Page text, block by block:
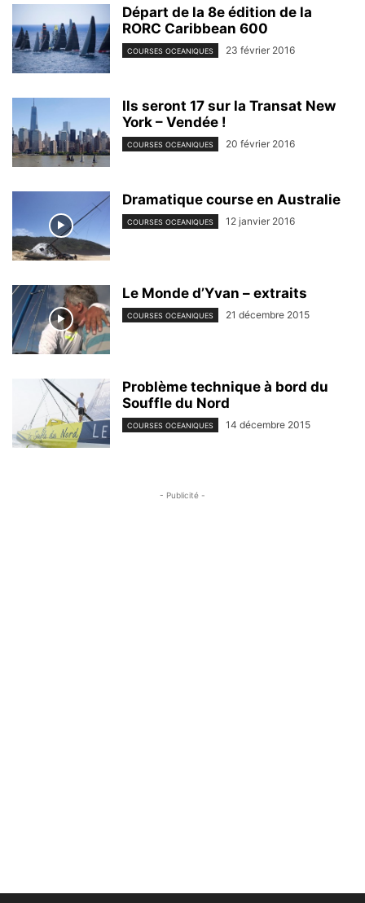
Départ de la 8e édition de la
RORC Caribbean 600
COURSES OCEANIQUES 23 février 2016
Ils seront 17 sur la Transat New
York – Vendée !
COURSES OCEANIQUES 20 février 2016
Dramatique course en Australie
COURSES OCEANIQUES 12 janvier 2016
Le Monde d’Yvan – extraits
COURSES OCEANIQUES 21 décembre 2015
Problème technique à bord du
Souffle du Nord
COURSES OCEANIQUES 14 décembre 2015
- Publicité -